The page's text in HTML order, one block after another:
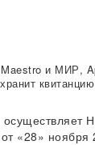
и МИР,
«28» ноября